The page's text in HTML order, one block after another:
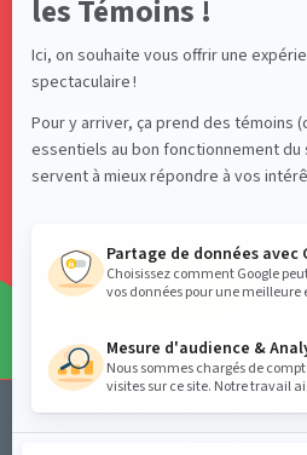
Suivez-nous sur nos
S'ABONNER